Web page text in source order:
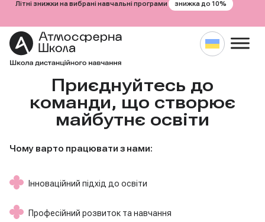
вмісту
Літні знижки на вибрані навчальні програми знижка до 10%
Приєднуйтесь до
команди, що створює
майбутнє освіти
Чому варто працювати з нами:
Інноваційний підхід до освіти
Професійний розвиток та навчання